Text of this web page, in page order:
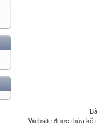
Website được thừa kế